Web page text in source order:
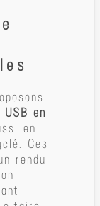
en
en
Ces
rendu